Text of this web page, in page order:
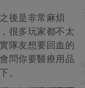
後是非常麻煩
很多玩家都不太
隊友想要回血的
問你要醫療用品
。